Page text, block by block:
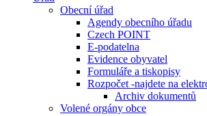
Obecní úřad
Agendy obecního úřadu
Czech POINT
E-podatelna
Evidence obyvatel
Formuláře a tiskopisy
Rozpočet -najdete na
Archiv dokumentů
Volené orgány obce